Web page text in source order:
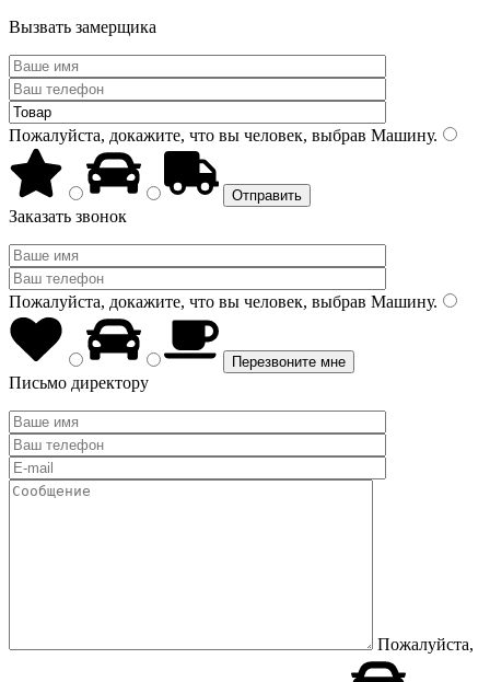
Вызвать замерщика
Пожалуйста, докажите, что вы человек, выбрав Машину.
Заказать звонок
Пожалуйста, докажите, что вы человек, выбрав Машину.
Письмо директору
Пожалуйста,